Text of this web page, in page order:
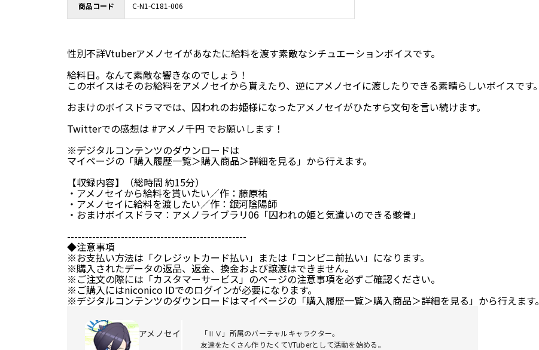
商品コード C-N1-C181-006
性別不詳Vtuberアメノセイがあなたに給料を渡す素敵なシチュエーションボイスです。
給料日。なんて素敵な響きなのでしょう！
このボイスはそのお給料をアメノセイから貰えたり、逆にアメノセイに渡したりできる素晴らしいボイスです。
おまけのボイスドラマでは、囚われのお姫様になったアメノセイがひたすら文句を言い続けます。
Twitterでの感想は #アメノ千円 でお願いします！
※デジタルコンテンツのダウンロードは
マイページの「購入履歴一覧＞購入商品＞詳細を見る」から行えます。
【収録内容】（総時間 約15分）
・アメノセイから給料を貰いたい／作：藤原祐
・アメノセイに給料を渡したい／作：銀河陰陽師
・おまけボイスドラマ：アメノライブラリ06「囚われの姫と気遣いのできる骸骨」
--------------------------------------------------
◆注意事項
※お支払い方法は「クレジットカード払い」または「コンビニ前払い」になります。
※購入されたデータの返品、返金、換金および譲渡はできません。
※ご注文の際には「カスタマーサービス」のページの注意事項を必ずご確認ください。
※ご購入にはniconico IDでのログインが必要になります。
※デジタルコンテンツのダウンロードはマイページの「購入履歴一覧＞購入商品＞詳細を見る」から行えます。
アメノセイ
「ⅡⅤ」所属のバーチャルキャラクター。
友達をたくさん作りたくてVTuberとして活動を始める。